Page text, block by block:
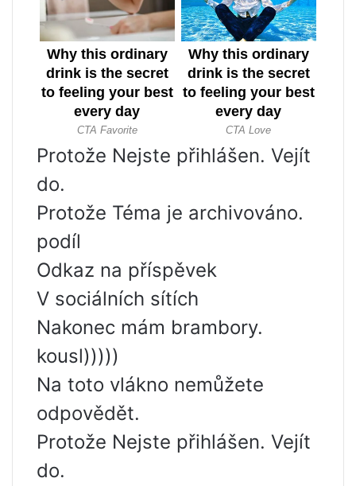
Protože Nejste přihlášen. Vejít
do.
Protože Téma je archivováno.
podíl
Odkaz na příspěvek
V sociálních sítích
Nakonec mám brambory.
kousl)))))
Na toto vlákno nemůžete
odpovědět.
Protože Nejste přihlášen. Vejít
do.